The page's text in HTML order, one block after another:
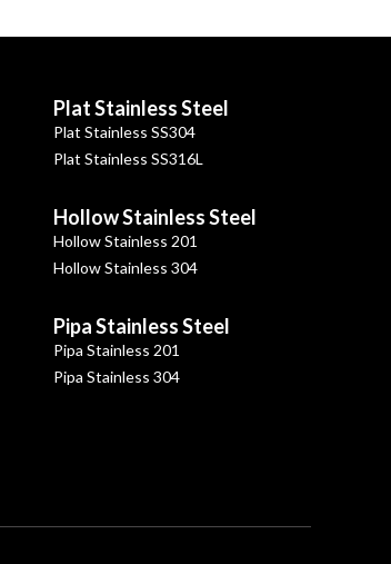
Plat Stainless Steel
Plat Stainless SS304
Plat Stainless SS316L
Hollow Stainless Steel
Hollow Stainless 201
Hollow Stainless 304
Pipa Stainless Steel
Pipa Stainless 201
Pipa Stainless 304